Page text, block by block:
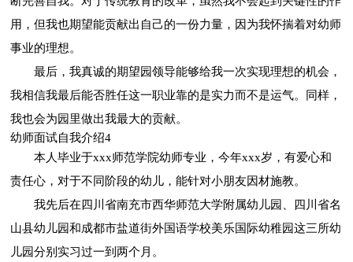
用，但我也期望能贡献出自己的一份力量，因为我怀揣着对幼师
事业的理想。
最后，我真诚的期望园领导能够给我一次实现理想的机会，
我相信我最后能否胜任这一职业靠的是实力而不是运气。同样，
我也会为园里做出我最大的贡献。
幼师面试自我介绍4
本人毕业于xxx师范学院幼师专业，今年xxx岁，有爱心和
责任心，对于不同阶段的幼儿，能针对小朋友因材施教。
我先后在四川省南充市西华师范大学附属幼儿园、四川省名
山县幼儿园和成都市盐道街外国语学校美乐国际幼稚园这三所幼
儿园分别实习过一到两个月。